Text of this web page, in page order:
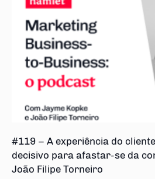
#119 – A experiência do
decisivo para afastar-se da
João Filipe Torneiro